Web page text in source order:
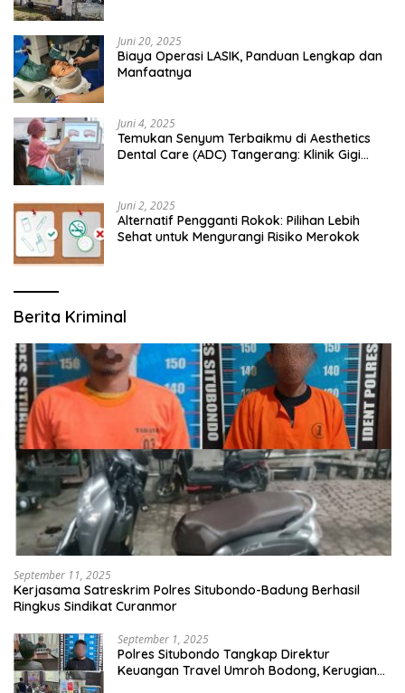
Juni 20, 2025
Biaya Operasi LASIK, Panduan Lengkap dan
Manfaatnya
Juni 4, 2025
Temukan Senyum Terbaikmu di Aesthetics
Dental Care (ADC) Tangerang: Klinik Gigi
Juni 2, 2025
Alternatif Pengganti Rokok: Pilihan Lebih
Sehat untuk Mengurangi Risiko Merokok
Berita Kriminal
September 11, 2025
Kerjasama Satreskrim Polres Situbondo-Badung Berhasil
Ringkus Sindikat Curanmor
September 1, 2025
Polres Situbondo Tangkap Direktur
Keuangan Travel Umroh Bodong, Kerugian